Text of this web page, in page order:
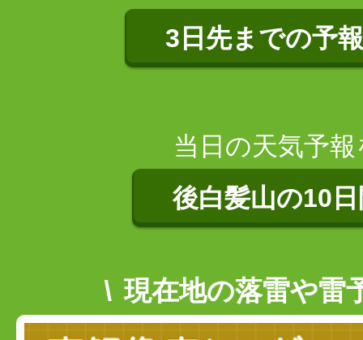
3日先までの予
当日の天気予
後白髪山の10
現在地の落雷や雷